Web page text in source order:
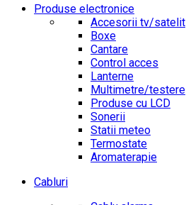
Produse electronice
Accesorii tv/satelit
Boxe
Cantare
Control acces
Lanterne
Multimetre/testere
Produse cu LCD
Sonerii
Statii meteo
Termostate
Aromaterapie
Cabluri